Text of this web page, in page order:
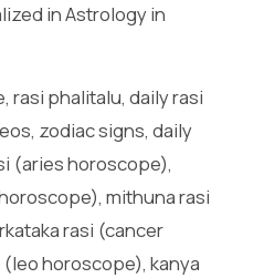
in Astrology in
rasi phalitalu, daily rasi
zodiac signs, daily
(aries horoscope),
mithuna rasi
rasi (cancer
horoscope), kanya